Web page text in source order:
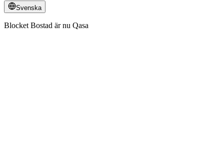
Svenska
Blocket Bostad är nu Qasa